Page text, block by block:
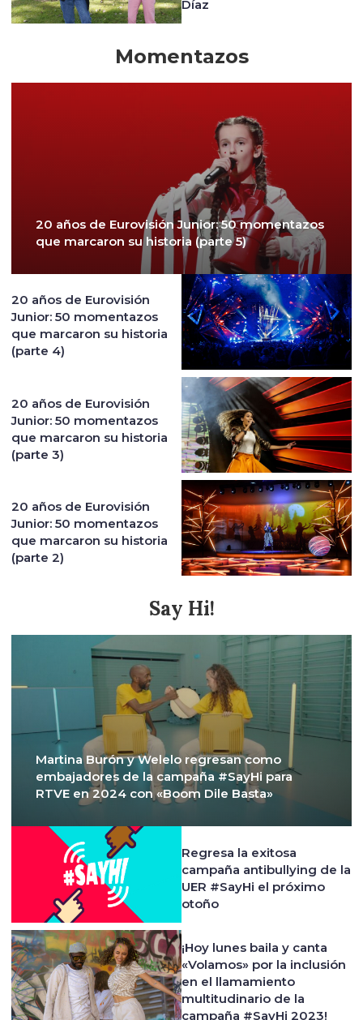
Díaz
Momentazos
20 años de Eurovisión Junior: 50 momentazos
que marcaron su historia (parte 5)
20 años de Eurovisión
Junior: 50 momentazos
que marcaron su historia
(parte 4)
20 años de Eurovisión
Junior: 50 momentazos
que marcaron su historia
(parte 3)
20 años de Eurovisión
Junior: 50 momentazos
que marcaron su historia
(parte 2)
Say Hi!
Martina Burón y Welelo regresan como
embajadores de la campaña #SayHi para
RTVE en 2024 con «Boom Dile Basta»
Regresa la exitosa
campaña antibullying de la
UER #SayHi el próximo
otoño
¡Hoy lunes baila y canta
«Volamos» por la inclusión
en el llamamiento
multitudinario de la
campaña #SayHi 2023!